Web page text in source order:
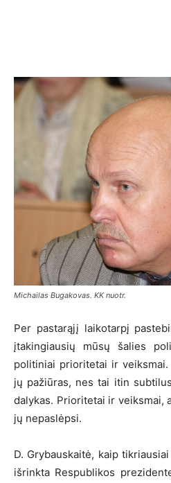
Michailas Bugakovas. KK nuotr.
Per pastarąjį laikotarpį
įtakingiausių mūsų šalies
politiniai prioritetai ir
jų pažiūras, nes tai itin
dalykas. Prioritetai ir veiksmai,
jų nepaslėpsi.
D. Grybauskaitė, kaip
išrinkta Respublikos